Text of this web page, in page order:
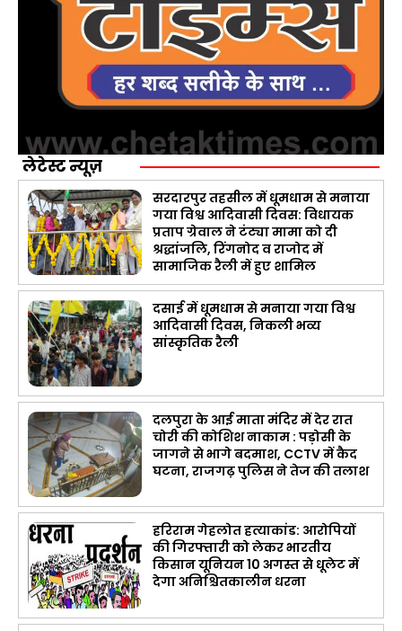
लेटेस्ट न्यूज़
सरदारपुर तहसील में धूमधाम से मनाया
गया विश्व आदिवासी दिवस: विधायक
प्रताप ग्रेवाल ने टंट्या मामा को दी
श्रद्धांजलि, रिंगनोद व राजोद में
सामाजिक रैली में हुए शामिल
दसाई में धूमधाम से मनाया गया विश्व
आदिवासी दिवस, निकली भव्य
सांस्कृतिक रैली
दलपुरा के आई माता मंदिर में देर रात
चोरी की कोशिश नाकाम : पड़ोसी के
जागने से भागे बदमाश, CCTV में कैद
घटना, राजगढ़ पुलिस ने तेज की तलाश
हरिराम गेहलोत हत्याकांड: आरोपियों
की गिरफ्तारी को लेकर भारतीय
किसान यूनियन 10 अगस्त से धूलेट में
देगा अनिश्चितकालीन धरना